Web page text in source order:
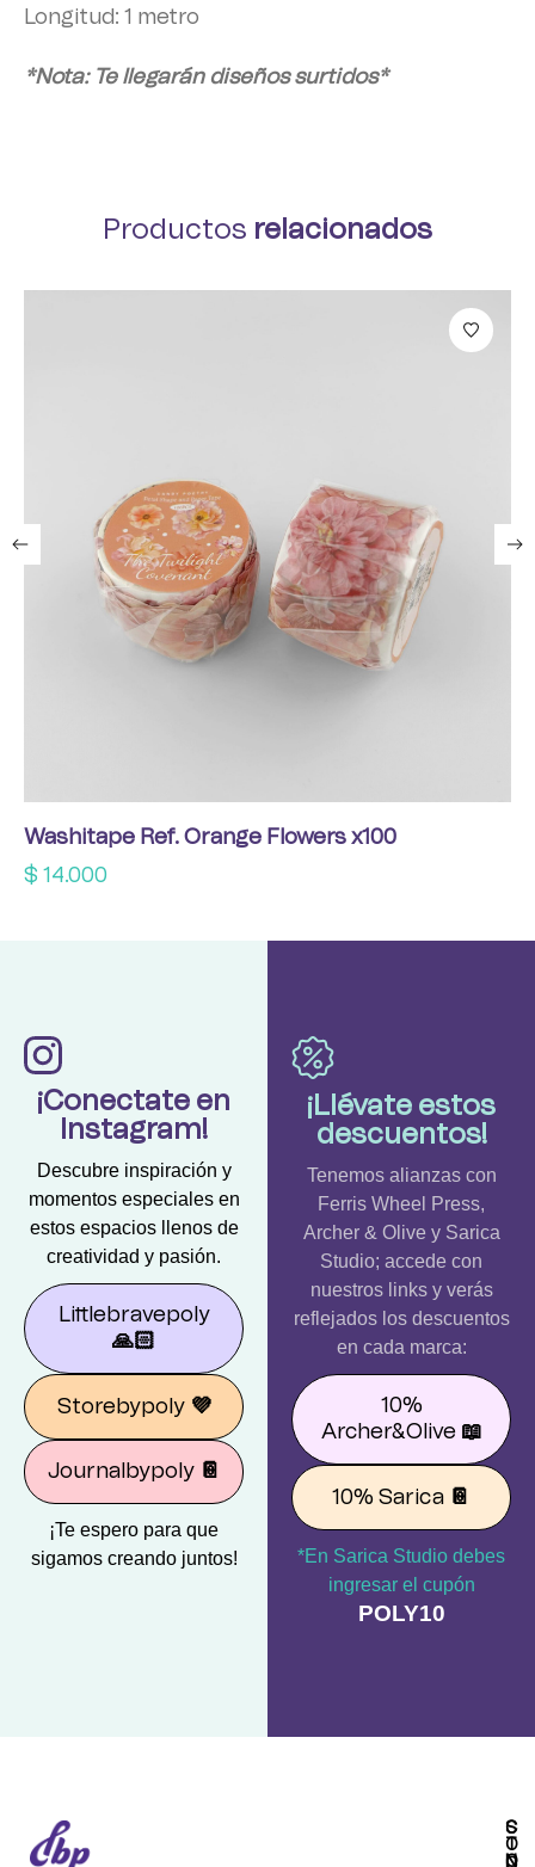
Longitud: 1 metro
*Nota: Te llegarán diseños surtidos*
Productos relacionados
Washitape Ref. Orange Flowers x100
$ 14.000
¡Conectate en
Instagram!
Descubre inspiración y
momentos especiales en
estos espacios llenos de
creatividad y pasión.
Littlebravepoly
🙏🏻
Storebypoly 💜
Journalbypoly 📔
¡Te espero para que
sigamos creando juntos!
¡Llévate estos
descuentos!
Tenemos alianzas con
Ferris Wheel Press,
Archer & Olive y Sarica
Studio; accede con
nuestros links y verás
reflejados los descuentos
en cada marca:
10%
Archer&Olive 📖
10% Sarica 📔
*En Sarica Studio debes
ingresar el cupón
POLY10
S
T
O
C
O
N